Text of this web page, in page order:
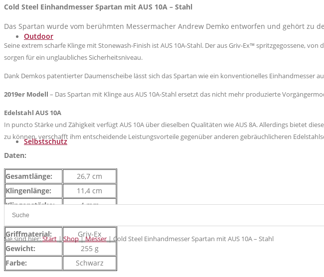
Outdoor
Selbstschutz
Sie sind hier:Start|Shop|Messer|Cold Steel Einhandmesser Spartan mit AUS 10A – Stahl
Menge
Cold Steel Einhandmesser Spartan mit AUS 10A – Stahl
Das Spartan wurde vom berühmten Messermacher Andrew Demko entworfen und gehört zu
Seine extrem scharfe Klinge mit Stonewash-Finish ist AUS 10A-Stahl. Der aus Griv-Ex™ spritzgegossene,
sorgen für ein unglaubliches Sicherheitsniveau.
Dank Demkos patentierter Daumenscheibe lässt sich das Spartan wie ein konventionelles Einhandmesser
2019er Modell – Das Spartan mit Klinge aus AUS 10A-Stahl ersetzt das nicht mehr produzierte
Edelstahl AUS 10A
In puncto Stärke und Zähigkeit verfügt AUS 10A über dieselben Qualitäten wie AUS 8A. Allerdings bietet
zu können, verschafft ihm entscheidende Leistungsvorteile gegenüber anderen gebräuchlicheren
Daten:
Gesamtlänge:
26,7 cm
Klingenlänge:
11,4 cm
Klingenstärke:
4 mm
Klingenmaterial:
Griffmaterial:
Griv-Ex
Gewicht:
255 g
Farbe:
Schwarz